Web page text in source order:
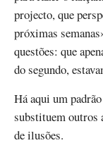
projecto, que
próximas
questões: que
do segundo,
Há aqui um
substituem outros
de ilusões.